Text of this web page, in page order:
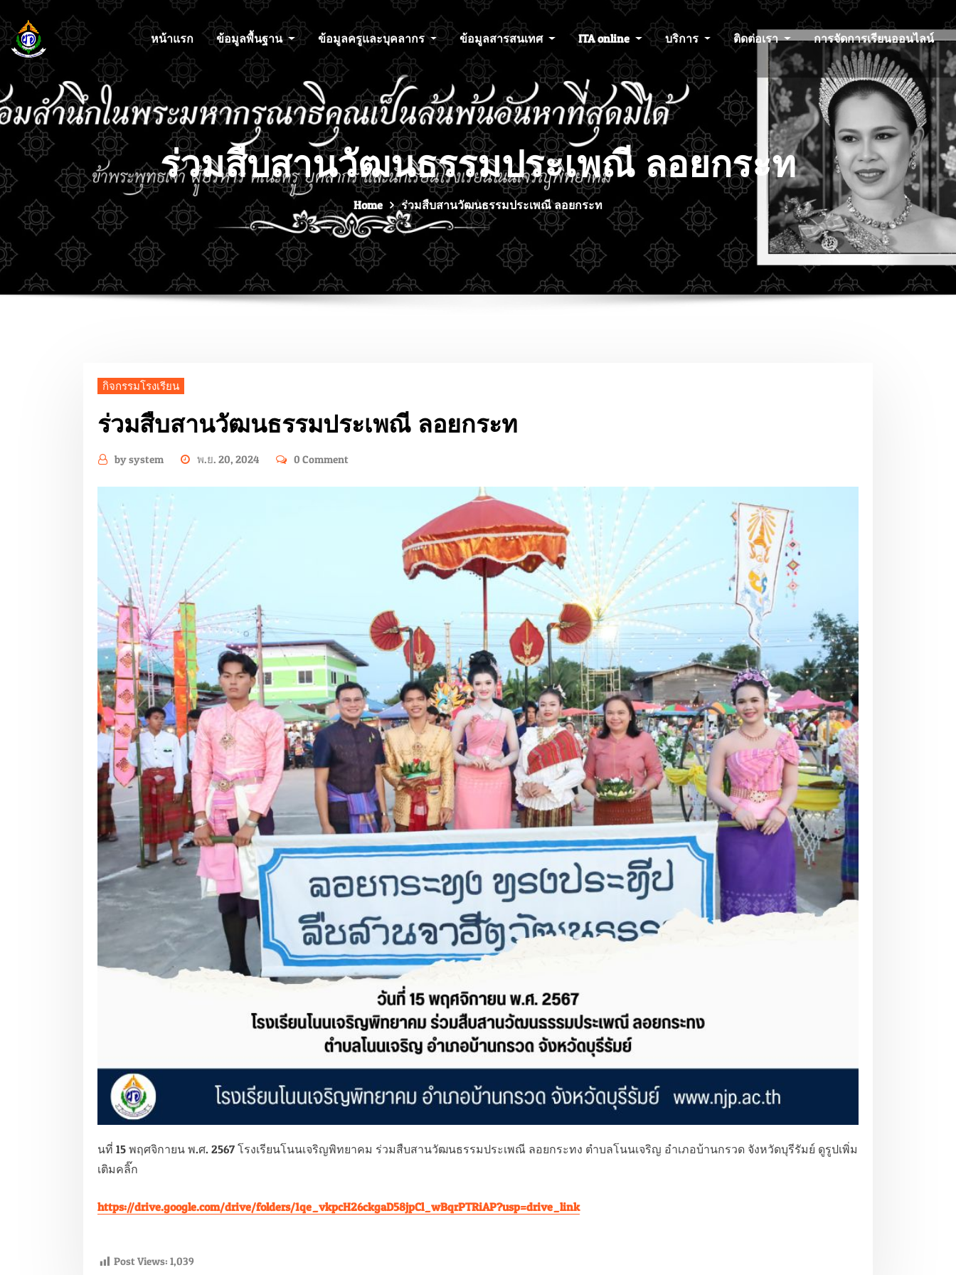
หน้าแรก ข้อมูลพื้นฐาน ข้อมูลครูและบุคลากร ข้อมูลสารสนเทศ ITA online บริการ ติดต่อเรา การจัดการเรียนออนไลน์
ร่วมสืบสานวัฒนธรรมประเพณี ลอยกระท
Home ร่วมสืบสานวัฒนธรรมประเพณี ลอยกระท
กิจกรรมโรงเรียน
ร่วมสืบสานวัฒนธรรมประเพณี ลอยกระท
bysystem พ.ย. 20, 2024 0 Comment
นที่ 15 พฤศจิกายน พ.ศ. 2567 โรงเรียนโนนเจริญพิทยาคม ร่วมสืบสานวัฒนธรรมประเพณี ลอยกระทง ตำบลโนนเจริญ อำเภอบ้านกรวด จังหวัดบุรีรัมย์ ดูรูปเพิ่ม
เติมคลิ๊ก
https://drive.google.com/drive/folders/1qe_vkpcH26ckgaD58jpCl_wBqrPTRiAP?usp=drive_link
Post Views: 1,039